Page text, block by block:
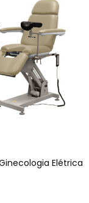
Elétrica